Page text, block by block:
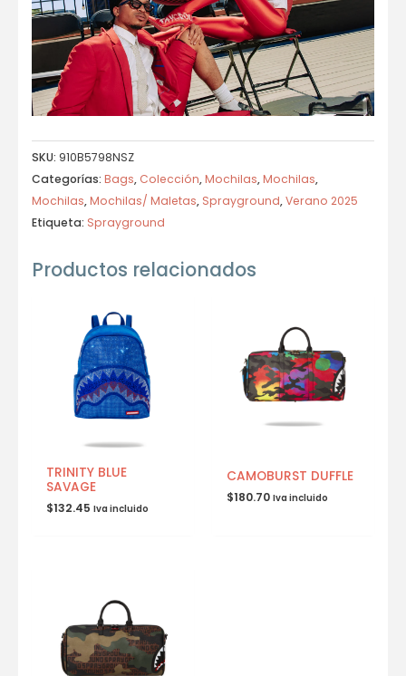
SKU: 910B5798NSZ
Categorías: Bags, Colección,Mochilas,Mochilas,
Mochilas,Mochilas/ Maletas, Sprayground,Verano 2025
Etiqueta: Sprayground
Productos relacionados
TRINITY BLUE
SAVAGE
$132.45 Iva incluido
CAMOBURST DUFFLE
$180.70 Iva incluido